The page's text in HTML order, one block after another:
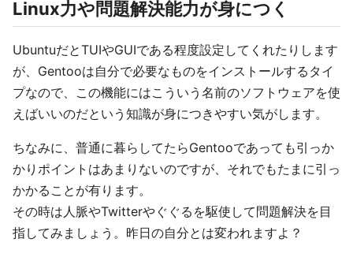
Linux力や問題解決能力が身につく
UbuntuだとTUIやGUIである程度設定してくれたりします
が、Gentooは自分で必要なものをインストールするタイ
プなので、この機能にはこういう名前のソフトウェアを使
えばいいのだという知識が身につきやすい気がします。
ちなみに、普通に暮らしてたらGentooであっても引っか
かりポイントはあまりないのですが、それでもたまに引っ
かかることが有ります。
その時は人脈やTwitterやぐぐるを駆使して問題解決を目
指してみましょう。昨日の自分とは変われますよ？